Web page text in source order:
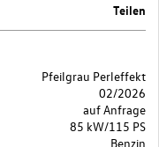
Teilen
Pfeilgrau Perleffekt
02/2026
auf Anfrage
85 kW/115 PS
Benzin